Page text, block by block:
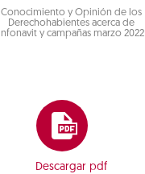
Conocimiento y Opinión de los
Derechohabientes acerca de
Infonavit y campañas marzo 2022
Descargar pdf